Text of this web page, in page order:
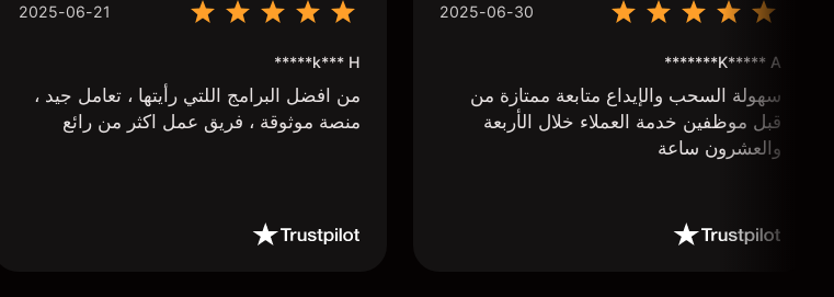
2025-06-30
K***** A*******
سهولة السحب والإيداع متابعة ممتازة من
قبل موظفين خدمة العملاء خلال الأربعة
والعشرون ساعة
2025-06-21
k*** H*****
من افضل البرامج اللتي رأيتها ، تعامل جيد ،
منصة موثوقة ، فريق عمل اكثر من رائع